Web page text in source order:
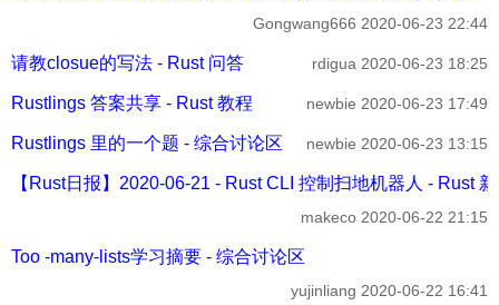
Gongwang666 2020-06-23 22:44
请教closue的写法 - Rust 问答 rdigua 2020-06-23 18:25
Rustlings 答案共享 - Rust 教程 newbie 2020-06-23 17:49
Rustlings 里的一个题 - 综合讨论区 newbie 2020-06-23 13:15
【Rust日报】2020-06-21 - Rust CLI 控制扫地机器人 - Rust
makeco 2020-06-22 21:15
Too -many-lists学习摘要 - 综合讨论区
yujinliang 2020-06-22 16:41